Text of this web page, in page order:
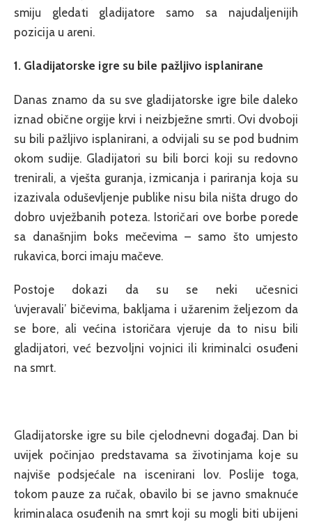
smiju gledati gladijatore samo sa najudaljenijih
pozicija u areni.
1. Gladijatorske igre su bile pažljivo isplanirane
Danas znamo da su sve gladijatorske igre bile daleko
iznad obične orgije krvi i neizbježne smrti. Ovi dvoboji
su bili pažljivo isplanirani, a odvijali su se pod budnim
okom sudije. Gladijatori su bili borci koji su redovno
trenirali, a vješta guranja, izmicanja i pariranja koja su
izazivala oduševljenje publike nisu bila ništa drugo do
dobro uvježbanih poteza. Istoričari ove borbe porede
sa današnjim boks mečevima – samo što umjesto
rukavica, borci imaju mačeve.
Postoje dokazi da su se neki učesnici
‘uvjeravali’ bičevima, bakljama i užarenim željezom da
se bore, ali većina istoričara vjeruje da to nisu bili
gladijatori, već bezvoljni vojnici ili kriminalci osuđeni
na smrt.
Gladijatorske igre su bile cjelodnevni događaj. Dan bi
uvijek počinjao predstavama sa životinjama koje su
najviše podsjećale na iscenirani lov. Poslije toga,
tokom pauze za ručak, obavilo bi se javno smaknuće
kriminalaca osuđenih na smrt koji su mogli biti ubijeni